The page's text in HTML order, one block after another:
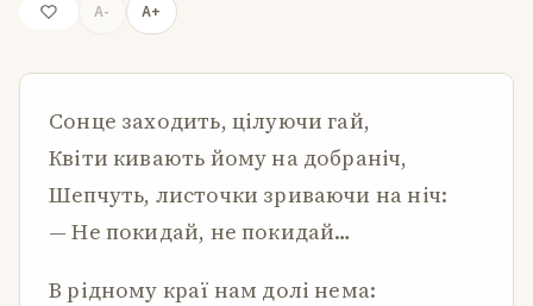
A- A+
Сонце заходить, цілуючи гай,
Квіти кивають йому на добраніч,
Шепчуть, листочки зриваючи на ніч:
— Не покидай, не покидай…
В рідному краї нам долі нема: